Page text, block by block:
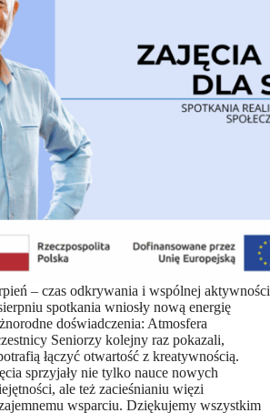
– czas odkrywania i wspólnej aktywności
spotkania wniosły nową energię
doświadczenia: Atmosfera
Seniorzy kolejny raz pokazali,
łączyć otwartość z kreatywnością.
sprzyjały nie tylko nauce nowych
ale też zacieśnianiu więzi
wsparciu. Dziękujemy wszystkim